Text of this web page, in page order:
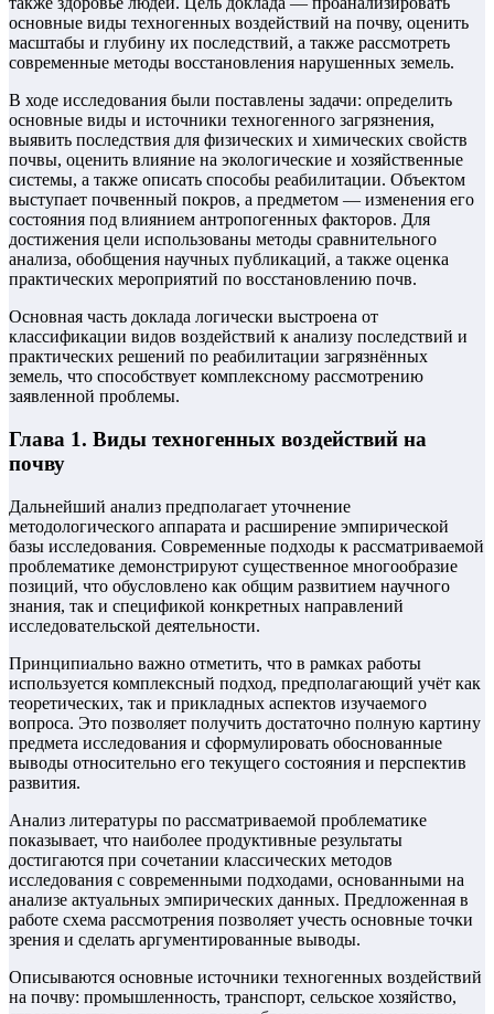
основные виды техногенных воздействий на почву, оценить
масштабы и глубину их последствий, а также рассмотреть
современные методы восстановления нарушенных земель.
В ходе исследования были поставлены задачи: определить
основные виды и источники техногенного загрязнения,
выявить последствия для физических и химических свойств
почвы, оценить влияние на экологические и хозяйственные
системы, а также описать способы реабилитации. Объектом
выступает почвенный покров, а предметом — изменения его
состояния под влиянием антропогенных факторов. Для
достижения цели использованы методы сравнительного
анализа, обобщения научных публикаций, а также оценка
практических мероприятий по восстановлению почв.
Основная часть доклада логически выстроена от
классификации видов воздействий к анализу последствий и
практических решений по реабилитации загрязнённых
земель, что способствует комплексному рассмотрению
заявленной проблемы.
Глава 1. Виды техногенных воздействий на
почву
Дальнейший анализ предполагает уточнение
методологического аппарата и расширение эмпирической
базы исследования. Современные подходы к рассматриваемой
проблематике демонстрируют существенное многообразие
позиций, что обусловлено как общим развитием научного
знания, так и спецификой конкретных направлений
исследовательской деятельности.
Принципиально важно отметить, что в рамках работы
используется комплексный подход, предполагающий учёт как
теоретических, так и прикладных аспектов изучаемого
вопроса. Это позволяет получить достаточно полную картину
предмета исследования и сформулировать обоснованные
выводы относительно его текущего состояния и перспектив
развития.
Анализ литературы по рассматриваемой проблематике
показывает, что наиболее продуктивные результаты
достигаются при сочетании классических методов
исследования с современными подходами, основанными на
анализе актуальных эмпирических данных. Предложенная в
работе схема рассмотрения позволяет учесть основные точки
зрения и сделать аргументированные выводы.
Описываются основные источники техногенных воздействий
на почву: промышленность, транспорт, сельское хозяйство,